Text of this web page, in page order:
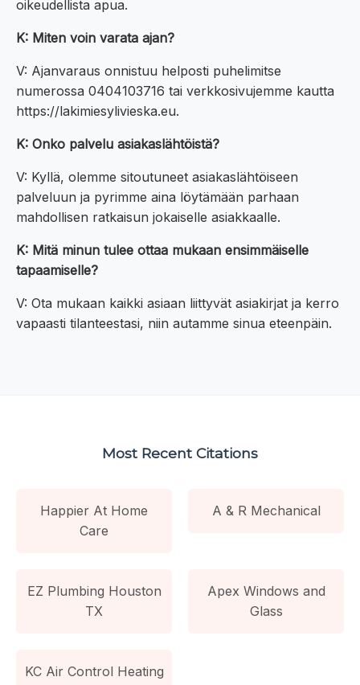
oikeudellista apua.
K: Miten voin varata ajan?
V: Ajanvaraus onnistuu helposti puhelimitse
numerossa 0404103716 tai verkkosivujemme kautta
https://lakimiesylivieska.eu.
K: Onko palvelu asiakaslähtöistä?
V: Kyllä, olemme sitoutuneet asiakaslähtöiseen
palveluun ja pyrimme aina löytämään parhaan
mahdollisen ratkaisun jokaiselle asiakkaalle.
K: Mitä minun tulee ottaa mukaan ensimmäiselle
tapaamiselle?
V: Ota mukaan kaikki asiaan liittyvät asiakirjat ja kerro
vapaasti tilanteestasi, niin autamme sinua eteenpäin.
Most Recent Citations
Happier At Home
Care
A & R Mechanical
EZ Plumbing Houston
TX
Apex Windows and
Glass
KC Air Control Heating